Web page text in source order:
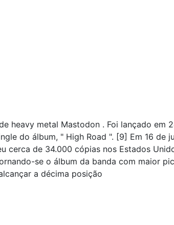
heavy metal Mastodon . Foi lançado em
do álbum, " High Road ". [9] Em 16 de
cerca de 34.000 cópias nos Estados
se o álbum da banda com maior
a décima posição